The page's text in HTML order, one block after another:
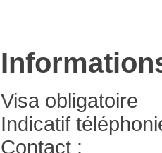
Visa obligatoire
Indicatif
Contact :